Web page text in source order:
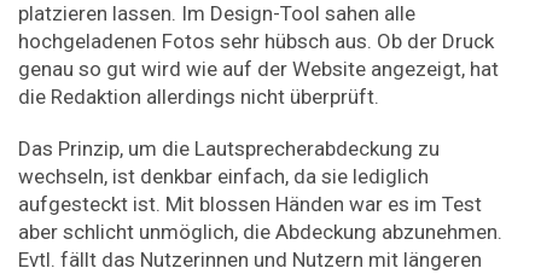
platzieren lassen. Im Design-Tool sahen alle
hochgeladenen Fotos sehr hübsch aus. Ob der Druck
genau so gut wird wie auf der Website angezeigt, hat
die Redaktion allerdings nicht überprüft.
Das Prinzip, um die Lautsprecherabdeckung zu
wechseln, ist denkbar einfach, da sie lediglich
aufgesteckt ist. Mit blossen Händen war es im Test
aber schlicht unmöglich, die Abdeckung abzunehmen.
Evtl. fällt das Nutzerinnen und Nutzern mit längeren